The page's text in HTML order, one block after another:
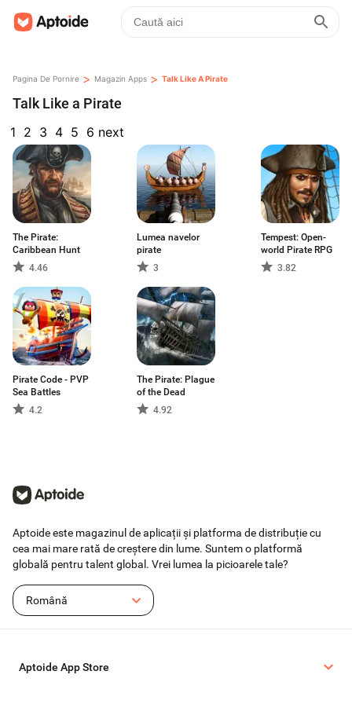
Pagina De Pornire > Magazin Apps > Talk Like A Pirate
Talk Like a Pirate
1 2 3 4 5 6 next
The Pirate:
Caribbean Hunt
4.46
Lumea navelor
pirate
3
Tempest: Open-
world Pirate RPG
3.82
Pirate Code - PVP
Sea Battles
4.2
The Pirate: Plague
of the Dead
4.92
Aptoide este magazinul de aplicații și platforma de distribuție cu
cea mai mare rată de creștere din lume. Suntem o platformă
globală pentru talent global. Vrei lumea la picioarele tale?
Română
Aptoide App Store